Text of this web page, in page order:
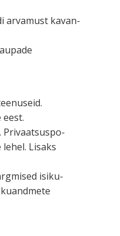
arvamust kavan­
Privaat­sus­po­
Lisaks
isiku­